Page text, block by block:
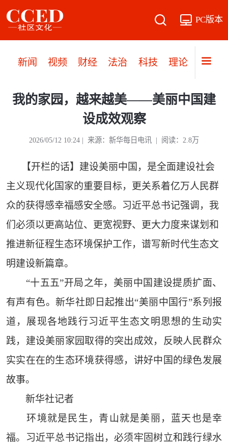
PC版本
新闻 视频 财经 法治 科技 理论 党建
我的家园，越来越美——美丽中国建
设成效观察
2026/05/12 10:24 | 来源：新华每日电讯 | 阅读：2.8万
【开栏的话】建设美丽中国，是全面建设社会
主义现代化国家的重要目标，更关系着亿万人民群
众的获得感幸福感安全感。习近平总书记强调，我
们必须以更高站位、更宽视野、更大力度来谋划和
推进新征程生态环境保护工作，谱写新时代生态文
明建设新篇章。
“十五五”开局之年，美丽中国建设提质扩面、
有声有色。新华社即日起推出“美丽中国行”系列报
道，展现各地践行习近平生态文明思想的生动实
践，建设美丽家园取得的突出成效，反映人民群众
实实在在的生态环境获得感，讲好中国的绿色发展
故事。
新华社记者
环境就是民生，青山就是美丽，蓝天也是幸
福。习近平总书记指出，必须牢固树立和践行绿水